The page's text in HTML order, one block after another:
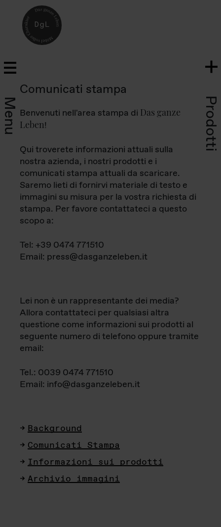
Menu Prodotti
Comunicati stampa
Benvenuti nell'area stampa di Das ganze
Leben!
Qui troverete informazioni attuali sulla
nostra azienda, i nostri prodotti e i
comunicati stampa attuali da scaricare.
Saremo lieti di fornirvi materiale di testo e
immagini su misura per la vostra richiesta di
stampa. Per favore contattateci a questo
scopo a:
Tel: +39 0474 771510
Email: press@dasganzeleben.it
Lei non è un rappresentante dei media?
Allora contattateci per qualsiasi altra
questione come informazioni sui prodotti al
seguente numero di telefono oppure tramite
email:
Tel.: 0039 0474 771510
Email: info@dasganzeleben.it
Background
Comunicati Stampa
Informazioni sui prodotti
Archivio immagini